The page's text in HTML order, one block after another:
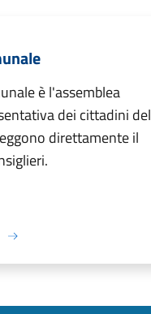
è l'assemblea
dei cittadini del
direttamente il